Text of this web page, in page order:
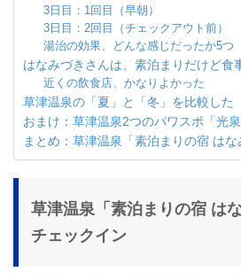
3日目：1回目（早朝）
3日目：2回目（チェックアウト前）
湯治の効果、どんな感じだったか5つ
はなみづきさんは、素泊まりだけど食
近くの飲食店、かなりよかった
草津温泉の「夏」と「冬」を比較した
おまけ：草津温泉2つのパワスポ「光泉
まとめ：草津温泉「素泊まりの宿 は
草津温泉「素泊まりの宿 は
チェックイン